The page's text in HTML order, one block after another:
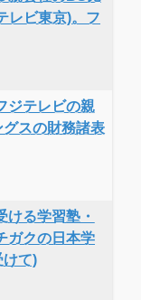
レビ東京)。フ
ジテレビの親
スの財務諸表
ける学習塾・
ガクの日本学
けて)